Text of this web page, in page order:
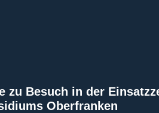
zu Besuch in der
Oberfranken